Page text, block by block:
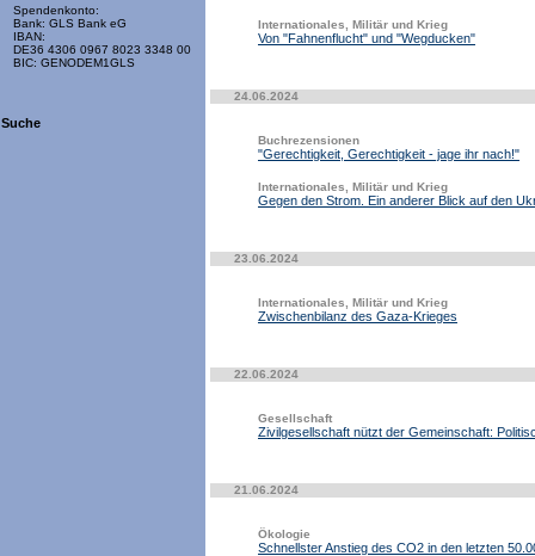
Spendenkonto:
Bank: GLS Bank eG
IBAN:
DE36 4306 0967 8023 3348 00
BIC: GENODEM1GLS
Suche
Internationales, Militär und Krieg
Von "Fahnenflucht" und "Wegducken"
24.06.2024
Buchrezensionen
"Gerechtigkeit, Gerechtigkeit - jage ihr nach!"
Internationales, Militär und Krieg
Gegen den Strom. Ein anderer Blick auf den
23.06.2024
Internationales, Militär und Krieg
Zwischenbilanz des Gaza-Krieges
22.06.2024
Gesellschaft
Zivilgesellschaft nützt der Gemeinschaft:
21.06.2024
Ökologie
Schnellster Anstieg des CO2 in den letzten